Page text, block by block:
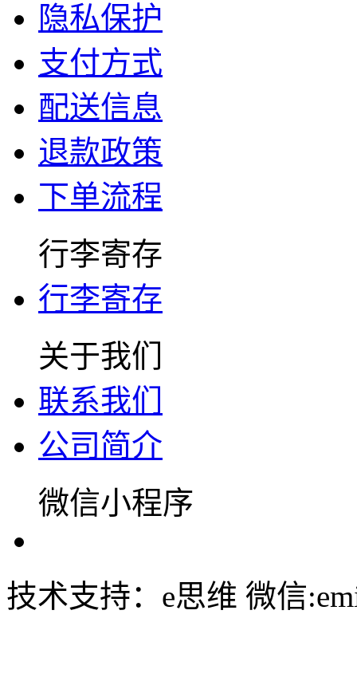
隐私保护
支付方式
配送信息
退款政策
下单流程
行李寄存
行李寄存
关于我们
联系我们
公司简介
微信小程序
技术支持：e思维 微信